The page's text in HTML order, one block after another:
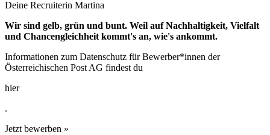
Deine Recruiterin Martina
Wir sind gelb, grün und bunt. Weil auf Nachhaltigkeit, Vielfalt
und Chancengleichheit kommt's an, wie's ankommt.
Informationen zum Datenschutz für Bewerber*innen der
Österreichischen Post AG findest du
hier
.
Jetzt bewerben »